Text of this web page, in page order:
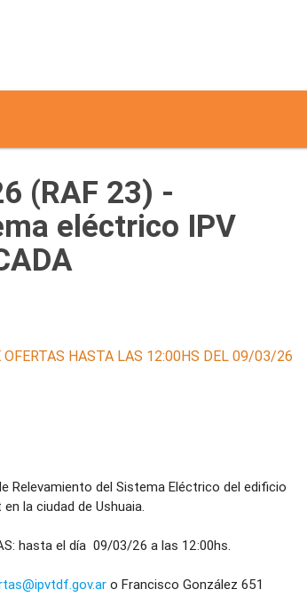
(RAF 23) -
eléctrico IPV
OFERTAS HASTA LAS 12:00HS DEL 09/03/26
Relevamiento del Sistema Eléctrico del edificio
la ciudad de Ushuaia.
hasta el día 09/03/26 a las 12:00hs.
o Francisco González 651